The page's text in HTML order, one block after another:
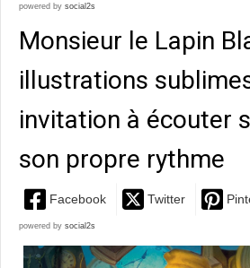
powered by social2s
Monsieur le Lapin
illustrations
invitation à écouter
son propre rythme
Facebook Twitter
powered by social2s